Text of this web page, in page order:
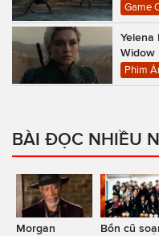
Game
Yelena
Widow
Phim
BÀI ĐỌC NHIỀU
Morgan
Bổn cũ